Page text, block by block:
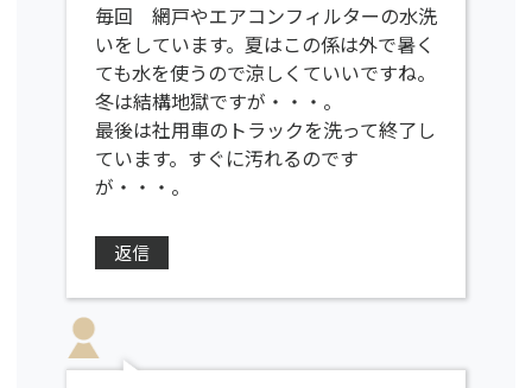
毎回 網戸やエアコンフィルターの水洗
いをしています。夏はこの係は外で暑く
ても水を使うので涼しくていいですね。
冬は結構地獄ですが・・・。
最後は社用車のトラックを洗って終了し
ています。すぐに汚れるのです
が・・・。
返信